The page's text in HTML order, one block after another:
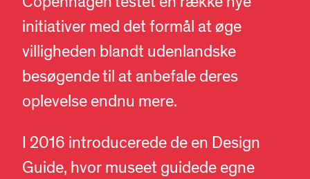
initiativer med det formål at øge
villigheden blandt udenlandske
besøgende til at anbefale deres
oplevelse endnu mere.
I 2016 introducerede de en Design
Guide, hvor museet guidede egne